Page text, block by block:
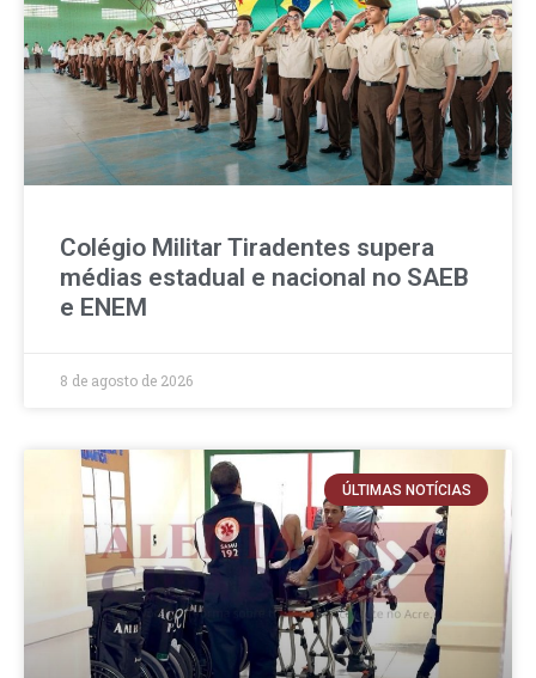
Colégio Militar Tiradentes supera
médias estadual e nacional no SAEB
e ENEM
8 de agosto de 2026
ÚLTIMAS NOTÍCIAS